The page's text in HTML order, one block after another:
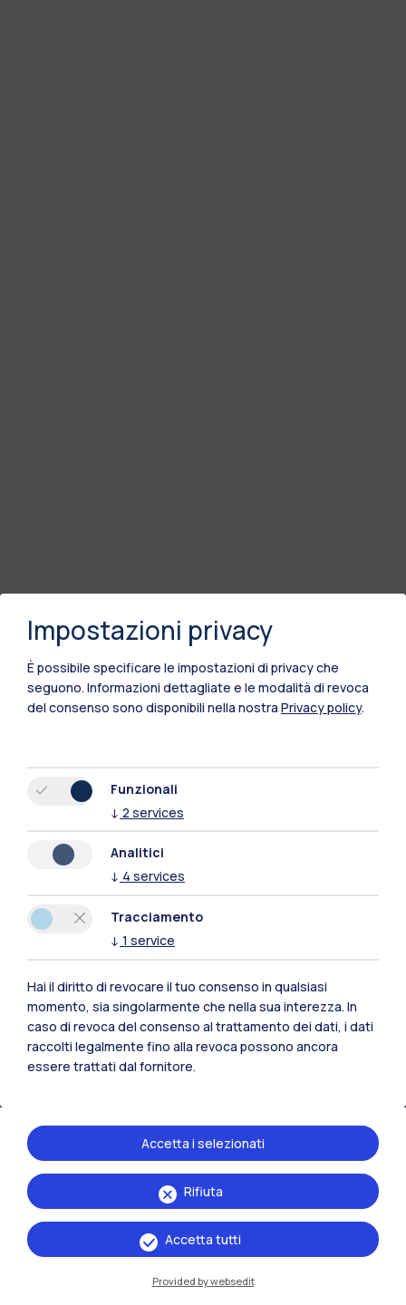
Polimi Community
Tutti i siti dell’ecosistema
Impostazioni privacy
È possibile specificare le impostazioni di privacy che
seguono. Informazioni dettagliate e le modalità di revoca
del consenso sono disponibili nella nostra Privacy policy.
Funzionali
↓ 2 services
Analitici
↓ 4 services
Tracciamento
↓ 1 service
Hai il diritto di revocare il tuo consenso in qualsiasi
momento, sia singolarmente che nella sua interezza. In
caso di revoca del consenso al trattamento dei dati, i dati
raccolti legalmente fino alla revoca possono ancora
essere trattati dal fornitore.
Rifiuta
Accetta i selezionati
Accetta tutti
Provided by websedit